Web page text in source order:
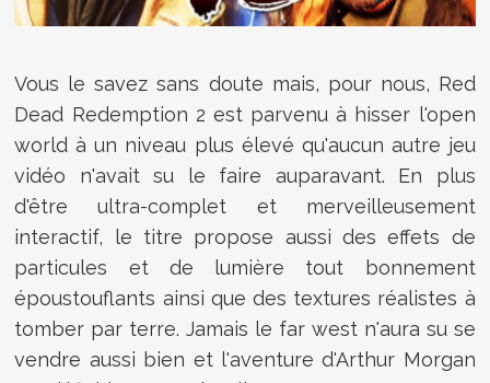
Vous le savez sans doute mais, pour nous, Red
Dead Redemption 2 est parvenu à hisser l'open
world à un niveau plus élevé qu'aucun autre jeu
vidéo n'avait su le faire auparavant. En plus
d'être ultra-complet et merveilleusement
interactif, le titre propose aussi des effets de
particules et de lumière tout bonnement
époustouflants ainsi que des textures réalistes à
tomber par terre. Jamais le far west n'aura su se
vendre aussi bien et l'aventure d'Arthur Morgan